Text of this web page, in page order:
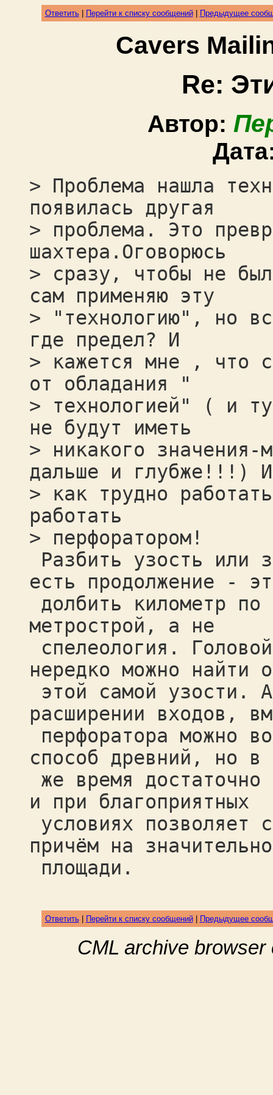
Ответить| Перейти к списку сообщений| Предыдущее
Cavers
Re:
Автор:
> Проблема нашла
появилась другая
> проблема. Это
шахтера.Оговорюсь
> сразу, чтобы не
сам применяю эту
> "технологию", но
где предел? И
> кажется мне , что
от обладания "
> технологией" ( и
не будут иметь
> никакого значения-
дальше и глубже!!!)
> как трудно
работать
> перфоратором!
Разбить узость или
есть продолжение -
долбить километр
метрострой, а не
спелеология.
нередко можно найти
этой самой узости.
расширении входов,
перфоратора можно
способ древний, но в
же время
и при благоприятных
условиях позволяет
причём на
площади.
Ответить| Перейти к списку сообщений| Предыдущее
CML archive